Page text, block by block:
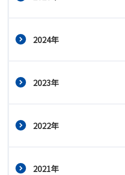
2024年
2023年
2022年
2021年